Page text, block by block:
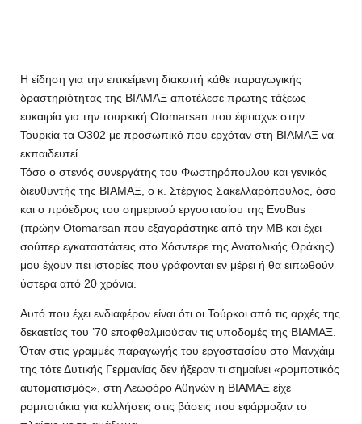
Η είδηση για την επικείμενη διακοπή κάθε παραγωγικής
δραστηριότητας της ΒΙΑΜΑΞ αποτέλεσε πρώτης τάξεως
ευκαιρία για την τουρκική Otomarsan που έφτιαχνε στην
Τουρκία τα Ο302 με προσωπικό που ερχόταν στη ΒΙΑΜΑΞ να
εκπαιδευτεί.
Τόσο ο στενός συνεργάτης του Φωστηρόπουλου και γενικός
διευθυντής της ΒΙΑΜΑΞ, ο κ. Στέργιος Σακελλαρόπουλος, όσο
και ο πρόεδρος του σημερινού εργοστασίου της EvoBus
(πρώην Otomarsan που εξαγοράστηκε από την MB και έχει
σούπερ εγκαταστάσεις στο Χόσντερε της Ανατολικής Θράκης)
μου έχουν πει ιστορίες που γράφονται εν μέρει ή θα ειπωθούν
ύστερα από 20 χρόνια.
Αυτό που έχει ενδιαφέρον είναι ότι οι Τούρκοι από τις αρχές της
δεκαετίας του ’70 εποφθαλμιούσαν τις υποδομές της ΒΙΑΜΑΞ.
Όταν στις γραμμές παραγωγής του εργοστασίου στο Μανχάιμ
της τότε Δυτικής Γερμανίας δεν ήξεραν τι σημαίνει «ρομποτικός
αυτοματισμός», στη Λεωφόρο Αθηνών η ΒΙΑΜΑΞ είχε
ρομποτάκια για κολλήσεις στις βάσεις που εφάρμοζαν το